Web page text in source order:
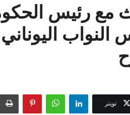
رئيس
تويتر